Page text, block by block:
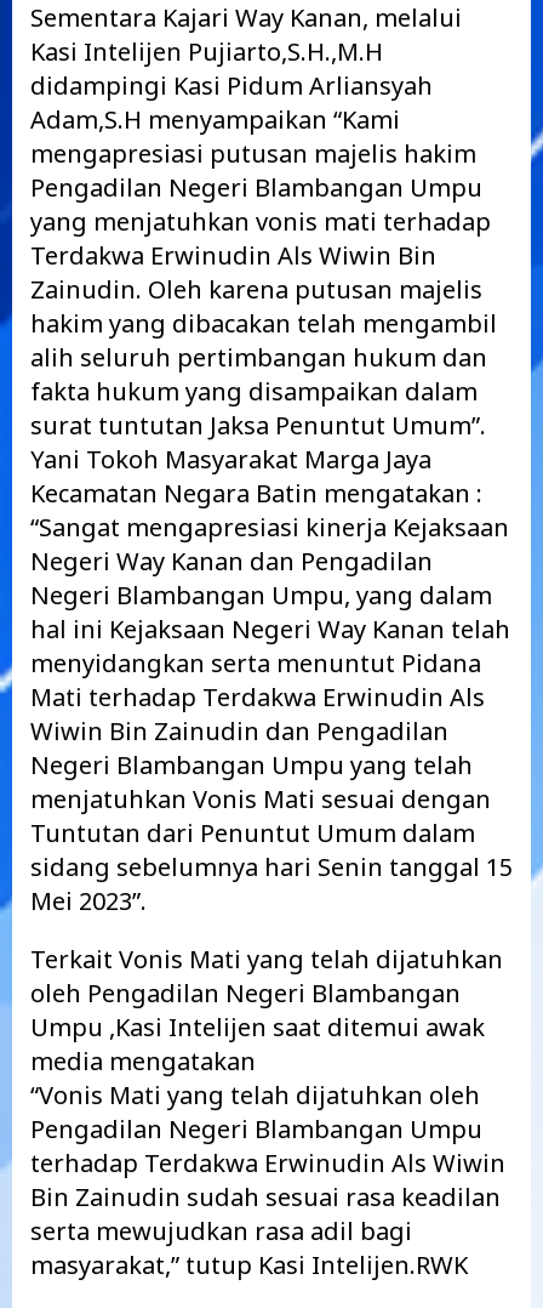
Sementara Kajari Way Kanan, melalui
Kasi Intelijen Pujiarto,S.H.,M.H
didampingi Kasi Pidum Arliansyah
Adam,S.H menyampaikan “Kami
mengapresiasi putusan majelis hakim
Pengadilan Negeri Blambangan Umpu
yang menjatuhkan vonis mati terhadap
Terdakwa Erwinudin Als Wiwin Bin
Zainudin. Oleh karena putusan majelis
hakim yang dibacakan telah mengambil
alih seluruh pertimbangan hukum dan
fakta hukum yang disampaikan dalam
surat tuntutan Jaksa Penuntut Umum”.
Yani Tokoh Masyarakat Marga Jaya
Kecamatan Negara Batin mengatakan :
“Sangat mengapresiasi kinerja Kejaksaan
Negeri Way Kanan dan Pengadilan
Negeri Blambangan Umpu, yang dalam
hal ini Kejaksaan Negeri Way Kanan telah
menyidangkan serta menuntut Pidana
Mati terhadap Terdakwa Erwinudin Als
Wiwin Bin Zainudin dan Pengadilan
Negeri Blambangan Umpu yang telah
menjatuhkan Vonis Mati sesuai dengan
Tuntutan dari Penuntut Umum dalam
sidang sebelumnya hari Senin tanggal 15
Mei 2023”.
Terkait Vonis Mati yang telah dijatuhkan
oleh Pengadilan Negeri Blambangan
Umpu ,Kasi Intelijen saat ditemui awak
media mengatakan
“Vonis Mati yang telah dijatuhkan oleh
Pengadilan Negeri Blambangan Umpu
terhadap Terdakwa Erwinudin Als Wiwin
Bin Zainudin sudah sesuai rasa keadilan
serta mewujudkan rasa adil bagi
masyarakat,” tutup Kasi Intelijen.RWK